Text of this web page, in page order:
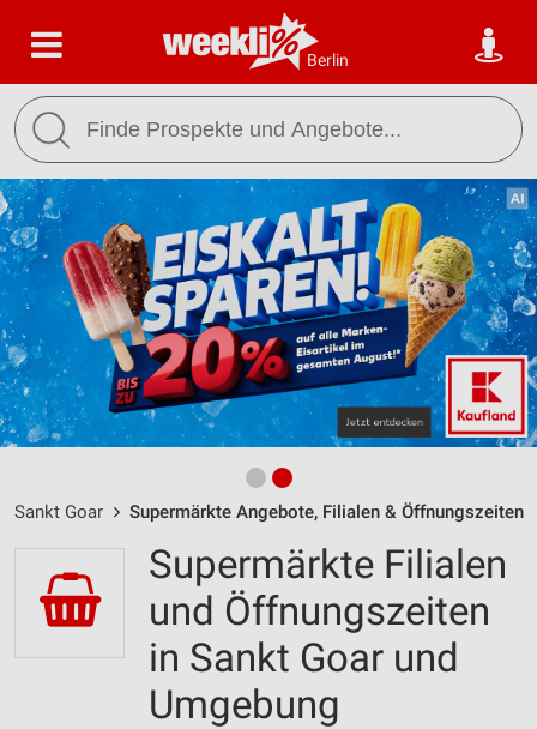
Berlin
Sankt Goar Supermärkte Angebote, Filialen & Öffnungszeiten
Supermärkte Filialen
und Öffnungszeiten
in Sankt Goar und
Umgebung